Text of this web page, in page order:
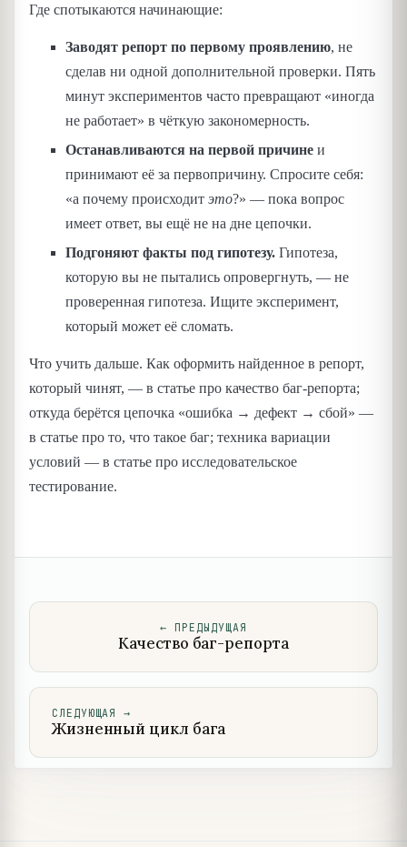
Где спотыкаются начинающие:
Заводят репорт по первому проявлению, не
сделав ни одной дополнительной проверки. Пять
минут экспериментов часто превращают «иногда
не работает» в чёткую закономерность.
Останавливаются на первой причине и
принимают её за первопричину. Спросите себя:
«а почему происходит это?» — пока вопрос
имеет ответ, вы ещё не на дне цепочки.
Подгоняют факты под гипотезу. Гипотеза,
которую вы не пытались опровергнуть, — не
проверенная гипотеза. Ищите эксперимент,
который может её сломать.
Что учить дальше. Как оформить найденное в репорт,
который чинят, — в статье про качество баг-репорта;
откуда берётся цепочка «ошибка → дефект → сбой» —
в статье про то, что такое баг; техника вариации
условий — в статье про исследовательское
тестирование.
← ПРЕДЫДУЩАЯ
Качество баг-репорта
СЛЕДУЮЩАЯ →
Жизненный цикл бага